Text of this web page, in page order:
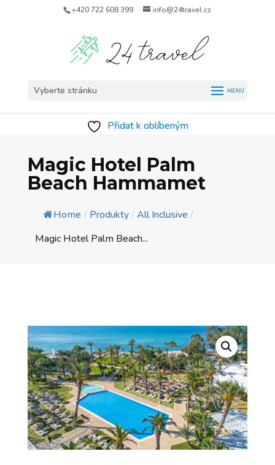
+420 722 608 399 info@24travel.cz
Vyberte stránku
Přidat k oblíbeným
Magic Hotel Palm
Beach Hammamet
Home / Produkty/All Inclusive /
Magic Hotel Palm Beach...